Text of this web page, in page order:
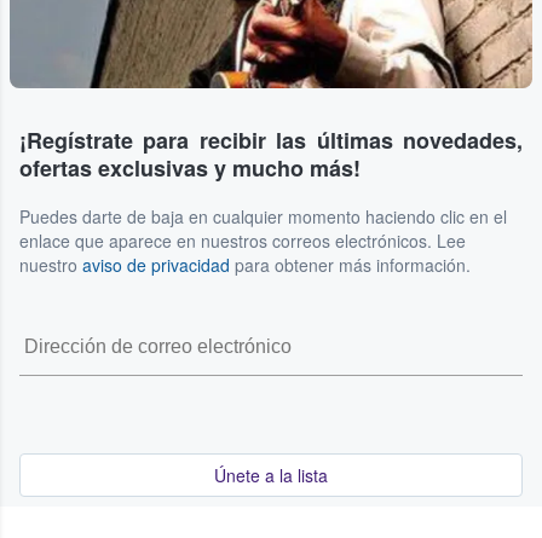
¡Regístrate para recibir las últimas novedades,
ofertas exclusivas y mucho más!
Puedes darte de baja en cualquier momento haciendo clic en el
enlace que aparece en nuestros correos electrónicos. Lee
nuestro aviso de privacidad para obtener más información.
Únete a la lista